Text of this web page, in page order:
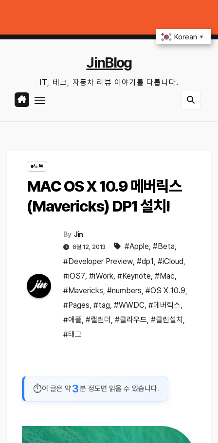
content
8:20:46 PM
JinBlog
IT, 테크, 자동차 리뷰 이야기를 다룹니다.
노트
MAC OS X 10.9 메버릭스
(Mavericks) DP1 설치!
By Jin
6월 12, 2013 #Apple, #Beta,
#Developer Preview, #dp1 , #iCloud,
#iOS7, #iWork, #Keynote, #Mac,
#Mavericks, #numbers, #OS X 10.9,
#Pages, #tag, #WWDC, #메버릭스,
#애플, #캘린더 , #클라우드, #클린설치 ,
#태그
이 글은 약3분 정도면 읽을 수 있습니다.
Korean ▼